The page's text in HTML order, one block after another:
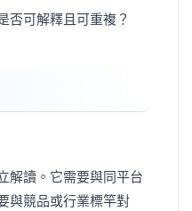
否可解釋且可重複？
解讀。它需要與同平台
與競品或行業標竿對